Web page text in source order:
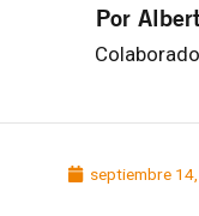
Por
septiembre